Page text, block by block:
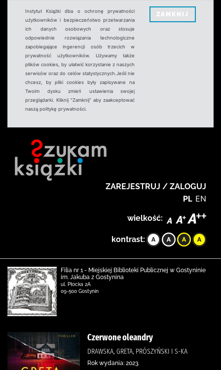
Instytut Książki dba o ochronę prywatności
użytkowników i bezpieczeństwo przetwarzania
ich danych osobowych oraz stosuje
odpowiednie rozwiązania technologiczne
zapobiegające ingerencji osób trzecich w
prywatność użytkowników. Używamy także
plików cookies, by ułatwić korzystanie z naszych
serwisów oraz do celów statystycznych.Jeśli nie
chcesz, by pliki cookies były zapisywane na
Twoim dysku zmień ustawienia swojej
przeglądarki. Kliknij "Zamknij" aby zaakceptować
naszą politykę prywatności.
ZAMKNIJ
ZAREJESTRUJ / ZALOGUJ
PL EN
wielkość:
kontrast:
Filia nr 1 - Miejskiej Biblioteki Publicznej w Gostyninie
im. Jakuba z Gostynina
ul. Płocka 2A
09-500 Gostynin
Czerwone oleandry
DRAWSKA, GRETA, PRÓSZYŃSKI I S-KA
Rok wydania: 2023.